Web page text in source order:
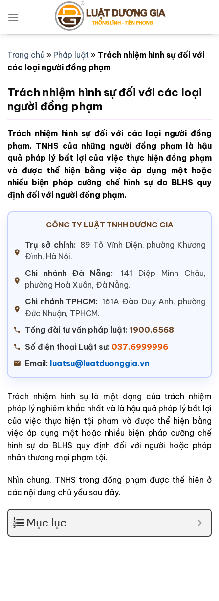
qua
Trang chủ » Pháp luật » Trách nhiệm hình sự đối với
các loại người đồng phạm
Trách nhiệm hình sự đối với các loại
người đồng phạm
Trách nhiệm hình sự đối với các loại người đồng
phạm. TNHS của những người đồng phạm là hậu
quả pháp lý bất lợi của việc thực hiện đồng phạm
và được thể hiện bằng việc áp dụng một hoặc
nhiều biện pháp cưỡng chế hình sự do BLHS quy
định đối với người đồng phạm.
CÔNG TY LUẬT TNHH DƯƠNG GIA
Trụ sở chính: 89 Tô Vĩnh Diện, phường Khương
Đình, Hà Nội.
Chi nhánh Đà Nẵng:
141 Diệp Minh Châu,
phường Hoà Xuân, Đà Nẵng.
Chi nhánh TPHCM: 161A Đào Duy Anh, phường
Đức Nhuận, TPHCM.
Tổng đài tư vấn pháp luật: 1900.6568
Số điện thoại Luật sư: 037.6999996
Email: luatsu@luatduonggia.vn
Trách nhiệm hình sự là một dạng của trách nhiệm
pháp lý nghiêm khắc nhất và là hậu quả pháp lý bất lợi
của việc thực hiện tội phạm và được thể hiện bằng
việc áp dụng một hoặc nhiều biện pháp cưỡng chế
hình sự do BLHS quy định đối với người hoặc pháp
nhân thương mại phạm tội.
Nhìn chung, TNHS trong đồng phạm được thể hiện ở
các nội dung chủ yếu sau đây.
Mục lục